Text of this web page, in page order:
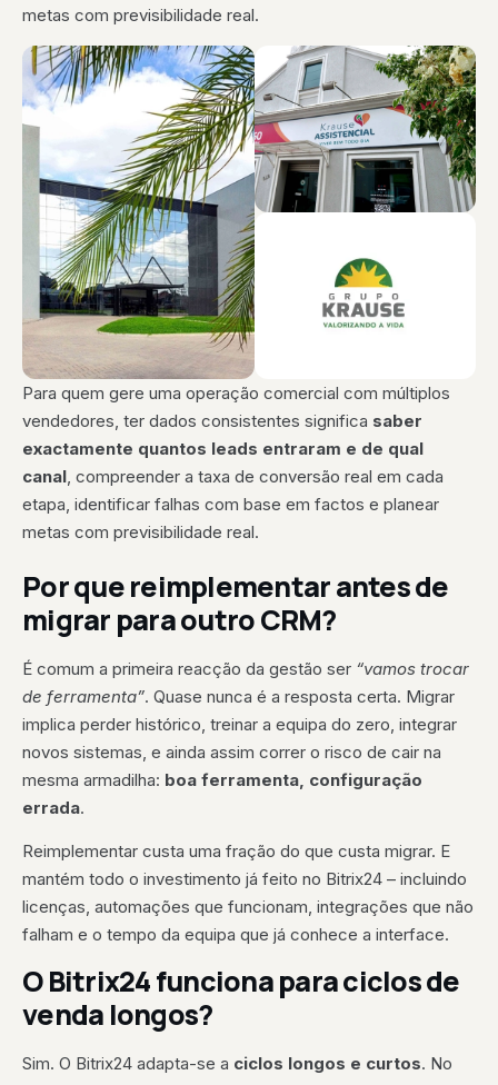
metas com previsibilidade real.
Para quem gere uma operação comercial com múltiplos
vendedores, ter dados consistentes significa saber
exactamente quantos leads entraram e de qual
canal , compreender a taxa de conversão real em cada
etapa, identificar falhas com base em factos e planear
metas com previsibilidade real.
Por que reimplementar antes de
migrar para outro CRM?
É comum a primeira reacção da gestão ser “vamos trocar
de ferramenta”. Quase nunca é a resposta certa. Migrar
implica perder histórico, treinar a equipa do zero, integrar
novos sistemas, e ainda assim correr o risco de cair na
mesma armadilha: boa ferramenta, configuração
errada.
Reimplementar custa uma fração do que custa migrar. E
mantém todo o investimento já feito no Bitrix24 – incluindo
licenças, automações que funcionam, integrações que não
falham e o tempo da equipa que já conhece a interface.
O Bitrix24 funciona para ciclos de
venda longos?
Sim. O Bitrix24 adapta-se a ciclos longos e curtos. No